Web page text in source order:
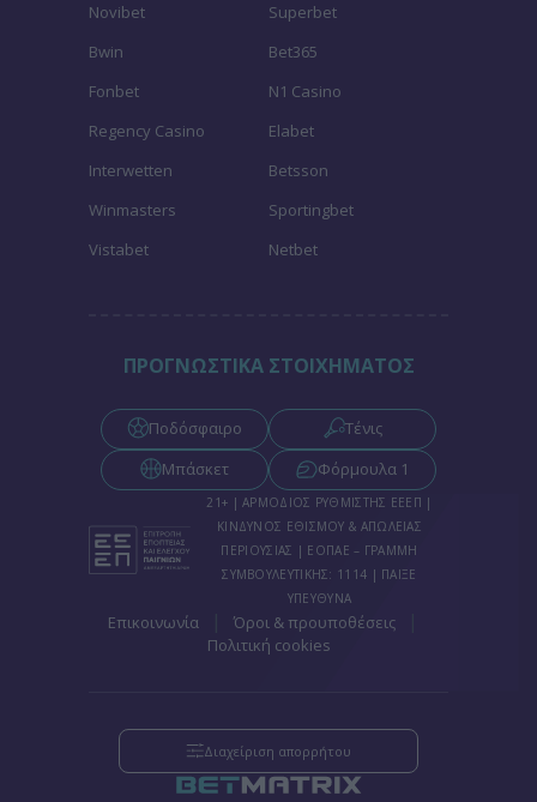
Novibet
Superbet
Bwin
Bet365
Fonbet
N1 Casino
Regency Casino
Elabet
Interwetten
Betsson
Winmasters
Sportingbet
Vistabet
Netbet
ΠΡΟΓΝΩΣΤΙΚΑ ΣΤΟΙΧΗΜΑΤΟΣ
Ποδόσφαιρο
Τένις
Μπάσκετ
Φόρμουλα 1
21+ | ΑΡΜΟΔΙΟΣ ΡΥΘΜΙΣΤΗΣ ΕΕΕΠ |
ΚΙΝΔΥΝΟΣ ΕΘΙΣΜΟΥ & ΑΠΩΛΕΙΑΣ
ΠΕΡΙΟΥΣΙΑΣ | ΕΟΠΑΕ – ΓΡΑΜΜΗ
ΣΥΜΒΟΥΛΕΥΤΙΚΗΣ: 1114 | ΠΑΙΞΕ
ΥΠΕΥΘΥΝΑ
Επικοινωνία Όροι & προυποθέσεις
Πολιτική cookies
Διαχείριση απορρήτου